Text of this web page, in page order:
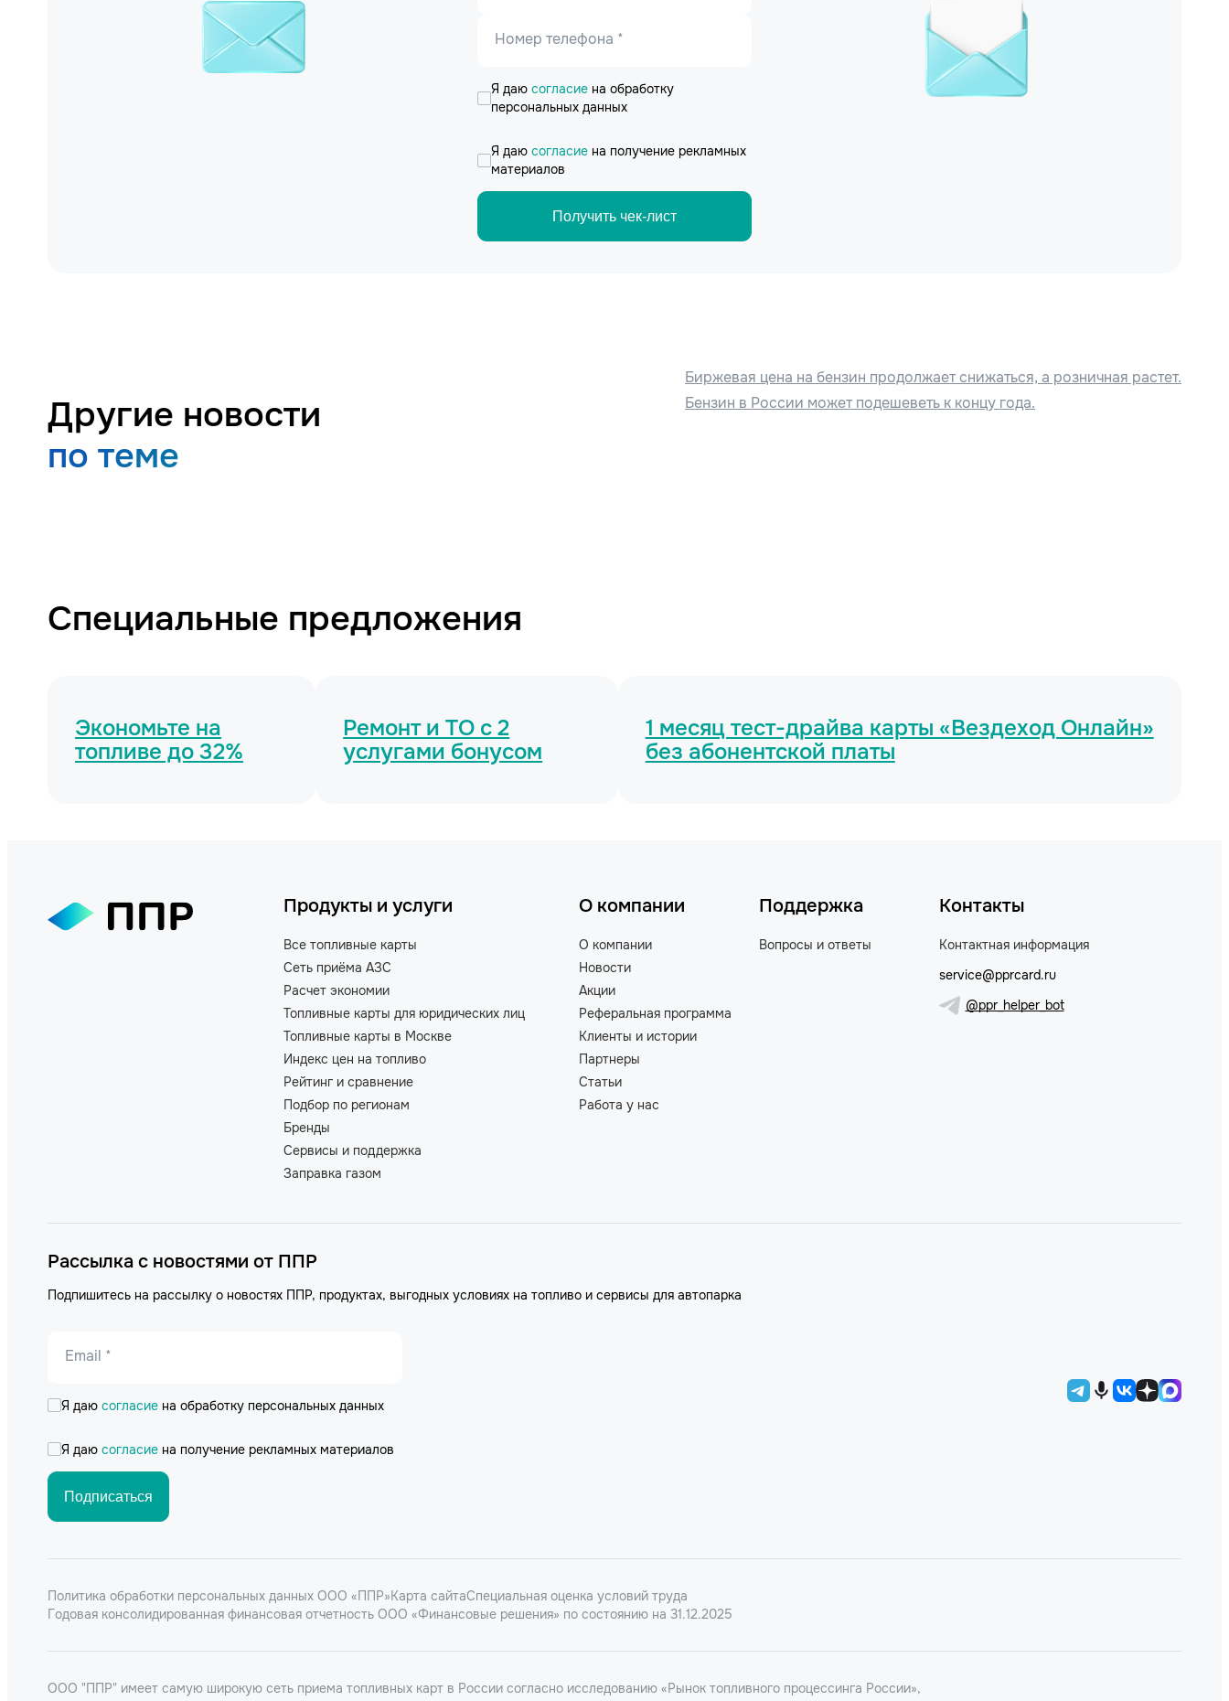
Номер телефона *
Я даю согласие на обработку
персональных данных
Я даю согласие на получение рекламных
материалов
Получить чек-лист
Другие новости
по теме
Биржевая цена на бензин продолжает снижаться, а розничная растет.
Бензин в России может подешеветь к концу года.
Специальные предложения
Экономьте на
топливе до 32%
Ремонт и ТО с 2
услугами бонусом
1 месяц тест-драйва карты «Вездеход Онлайн»
без абонентской платы
Продукты и услуги
Все топливные карты
Сеть приёма АЗС
Расчет экономии
Топливные карты для юридических лиц
Топливные карты в Москве
Индекс цен на топливо
Рейтинг и сравнение
Подбор по регионам
Бренды
Сервисы и поддержка
Заправка газом
О компании
О компании
Новости
Акции
Реферальная программа
Клиенты и истории
Партнеры
Статьи
Работа у нас
Поддержка
Вопросы и ответы
Контакты
Контактная информация
service@pprcard.ru
@ppr_helper_bot
Рассылка с новостями от ППР
Подпишитесь на рассылку о новостях ППР, продуктах, выгодных условиях на топливо и сервисы для автопарка
Email *
Я даю согласие на обработку персональных данных
Я даю согласие на получение рекламных материалов
Подписаться
Политика обработки персональных данных ООО «ППР»Карта сайтаСпециальная оценка условий труда
Годовая консолидированная финансовая отчетность ООО «Финансовые решения» по состоянию на 31.12.2025
ООО "ППР" имеет самую широкую сеть приема топливных карт в России согласно исследованию «Рынок топливного процессинга России»,